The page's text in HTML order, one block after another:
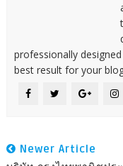
professionally
best result for your
Newer Article